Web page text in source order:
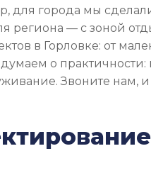
для города мы
региона — с зоной
в Горловке: от
о практичности:
Звоните нам,